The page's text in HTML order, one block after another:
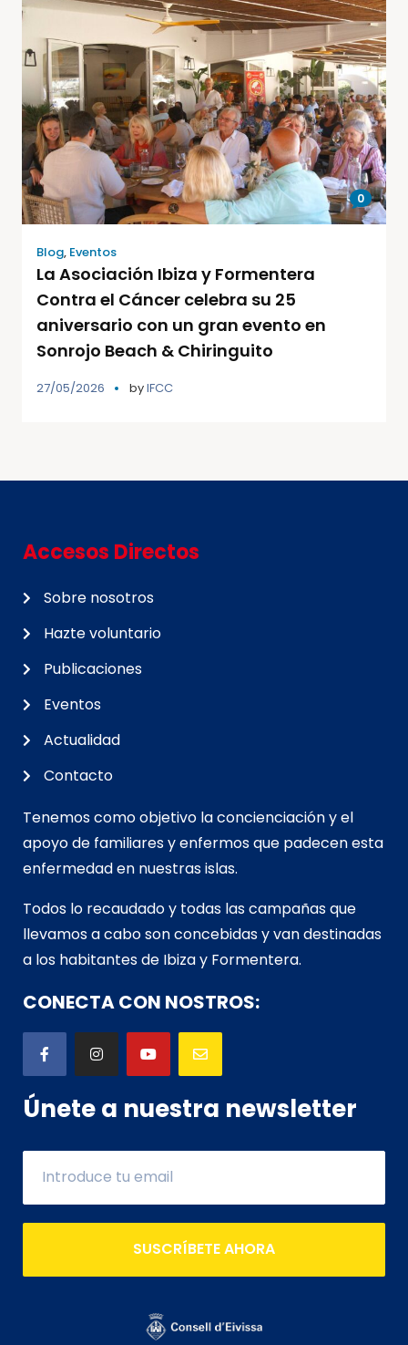
0
Blog, Eventos
La Asociación Ibiza y Formentera
Contra el Cáncer celebra su 25
aniversario con un gran evento en
Sonrojo Beach & Chiringuito
27/05/2026 byIFCC
Accesos Directos
Sobre nosotros
Hazte voluntario
Publicaciones
Eventos
Actualidad
Contacto
Tenemos como objetivo la concienciación y el
apoyo de familiares y enfermos que padecen esta
enfermedad en nuestras islas.
Todos lo recaudado y todas las campañas que
llevamos a cabo son concebidas y van destinadas
a los habitantes de Ibiza y Formentera.
CONECTA CON NOSTROS:
Únete a nuestra newsletter
SUSCRÍBETE AHORA